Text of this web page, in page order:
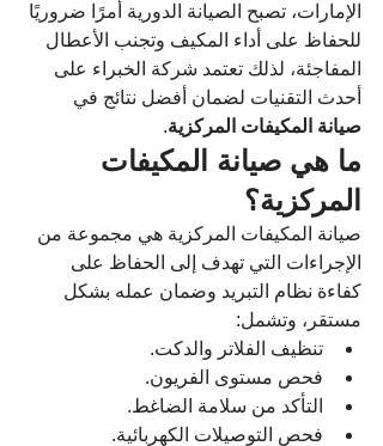
الإمارات، تصبح الصيانة الدورية أمرًا ضروريًا
للحفاظ على أداء المكيف وتجنب الأعطال
المفاجئة، لذلك تعتمد شركة الخبراء على
أحدث التقنيات لضمان أفضل نتائج في
صيانة المكيفات المركزية.
ما هي صيانة المكيفات
المركزية؟
صيانة المكيفات المركزية هي مجموعة من
الإجراءات التي تهدف إلى الحفاظ على
كفاءة نظام التبريد وضمان عمله بشكل
مستقر، وتشمل:
تنظيف الفلاتر والدكت.
فحص مستوى الفريون.
التأكد من سلامة الضاغط.
فحص التوصيلات الكهربائية.